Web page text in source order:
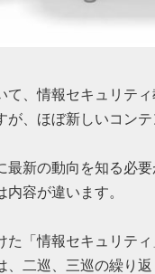
て、情報セキュリテ
が、ほぼ新しいコンテ
最新の動向を知る必
容が違います。
た「情報セキュリテ
、二巡、三巡の繰り